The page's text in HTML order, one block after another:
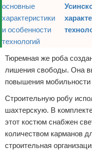
Тюремная же роба
лишения свободы. Она
повышения мобильности
Строительную робу
шахтерскую. В
этот костюм снабжен
количеством карманов
строительная